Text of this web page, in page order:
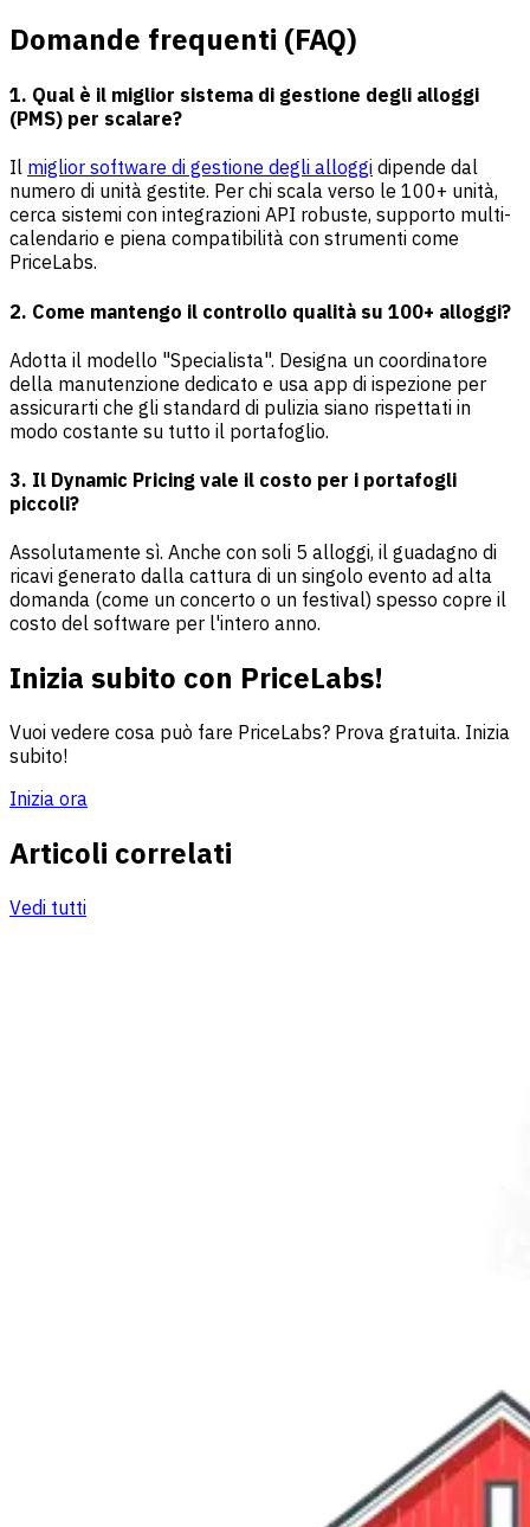
Domande frequenti (FAQ)
1. Qual è il miglior sistema di gestione degli alloggi
(PMS) per scalare?
Il miglior software di gestione degli alloggi dipende dal
numero di unità gestite. Per chi scala verso le 100+ unità,
cerca sistemi con integrazioni API robuste, supporto multi-
calendario e piena compatibilità con strumenti come
PriceLabs.
2. Come mantengo il controllo qualità su 100+ alloggi?
Adotta il modello "Specialista". Designa un coordinatore
della manutenzione dedicato e usa app di ispezione per
assicurarti che gli standard di pulizia siano rispettati in
modo costante su tutto il portafoglio.
3. Il Dynamic Pricing vale il costo per i portafogli
piccoli?
Assolutamente sì. Anche con soli 5 alloggi, il guadagno di
ricavi generato dalla cattura di un singolo evento ad alta
domanda (come un concerto o un festival) spesso copre il
costo del software per l'intero anno.
Inizia subito con PriceLabs!
Vuoi vedere cosa può fare PriceLabs? Prova gratuita. Inizia
subito!
Inizia ora
Articoli correlati
Vedi tutti